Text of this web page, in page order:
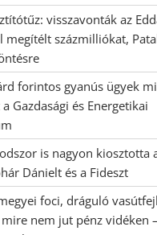
visszavonták az
megítélt százmilliókat,
forintos gyanús ügyek
Gazdasági és Energetikai
is nagyon kiosztotta
Dánielt és a Fideszt
foci, dráguló
nem jut pénz vidéken